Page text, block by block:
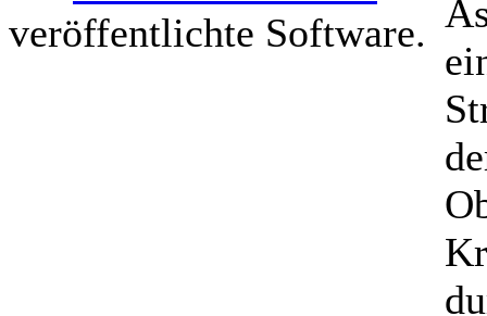
veröffentlichte Software.